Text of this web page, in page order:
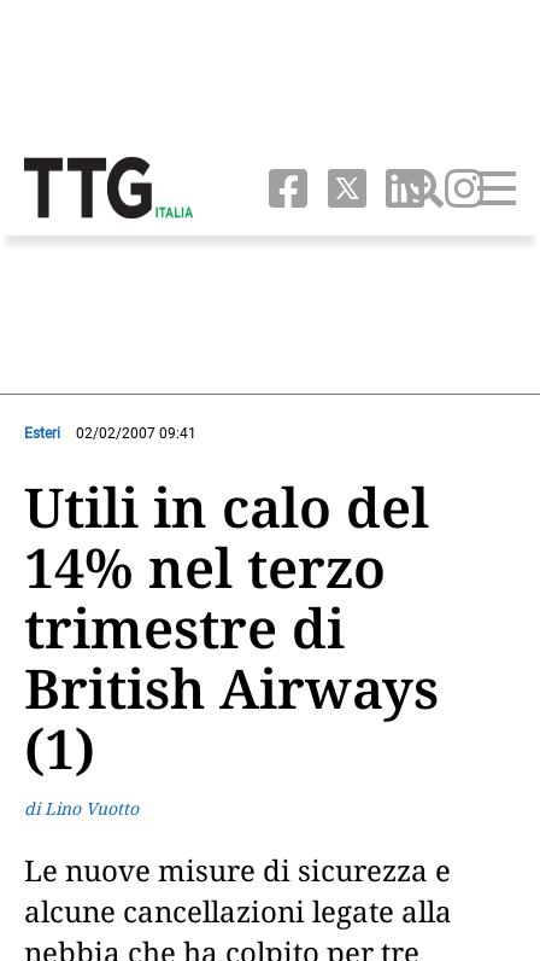
Esteri 02/02/2007 09:41
Utili in calo del
14% nel terzo
trimestre di
British Airways
(1)
di Lino Vuotto
Le nuove misure di sicurezza e
alcune cancellazioni legate alla
nebbia che ha colpito per tre